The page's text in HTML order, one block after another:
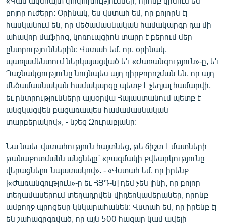
Русский
ՀԵՏԵՎԵՔ ՄԵԶ
«Ազատության» բոլոր կայքերը
բոլոր ուժերը: Օրինակ, ես վստահ եմ, որ բոլորն էլ
հասկանում են, որ մեծամասնական համակարգը դա մի
ահավոր մաֆիոզ, կոռուպցիոն տարր է բերում մեր
ընտրություններին: Վստահ եմ, որ, օրինակ,
պառլամենտում ներկայացված ե'ւ «Ժառանգություն»-ը, ե'ւ
Դաշնակցությունը նույնպես այդ դիրքորոշման են, որ այդ
մեծամասնական համակարգը պետք է չեղյալ համարվի,
եւ ընտրությունները այսօրվա Հայաստանում պետք է
անցկացվեն բացառապես համամասնական
տարբերակով», - նշեց Զուրաբյանը:
Նա նաեւ վստահություն հայտնեց, թե ճիշտ է մատների
թանաքոտմանն անցնելը` «բազմակի քվեարկությունը
վերացնելու նպատակով». - «Վստահ եմ, որ իրենք
[«Ժառանգություն»-ը եւ ՀՅԴ-ն] դեմ չեն լինի, որ բոլոր
տեղամասերում տեղադրվեն վիդեոկամերաներ, որոնք
ամբողջ պրոցեսը կնկարահանեն: Վստահ եմ, որ իրենք էլ
են շահագրգռված, որ այն 500 հազար կամ ավելի